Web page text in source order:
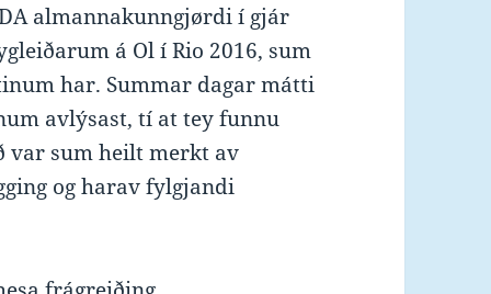
almannakunngjørdi í gjár
á Ol í Rio 2016, sum
har. Summar dagar mátti
avlýsast, tí at tey funnu
var sum heilt merkt av
og harav fylgjandi